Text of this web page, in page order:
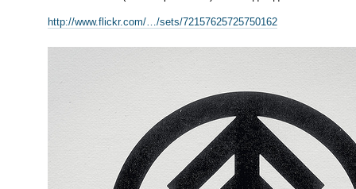
http://www.flickr.com/…/sets/72157625725750162